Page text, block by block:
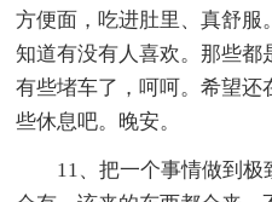
方便面，吃进肚里、真舒
知道有没有人喜欢。那些都
有些堵车了，呵呵。希望
些休息吧。晚安。
11、把一个事情做到